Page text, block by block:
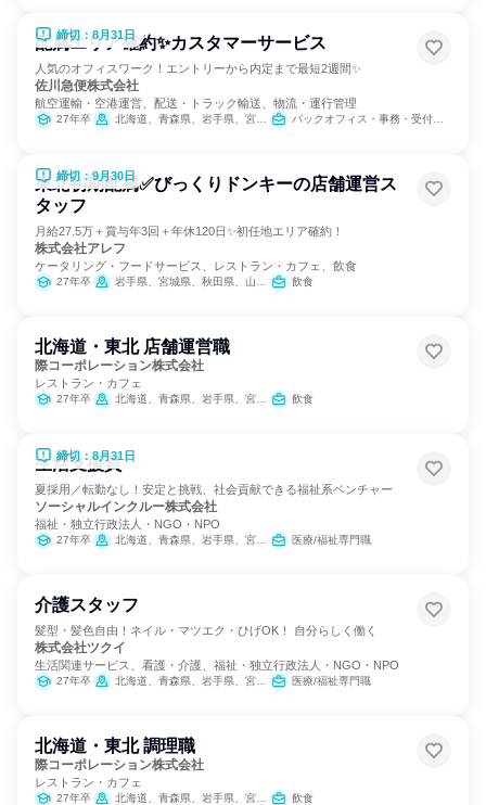
締切：8月31日
配属エリア確約✨カスタマーサービス
人気のオフィスワーク！エントリーから内定まで最短2週間✨
佐川急便株式会社
航空運輸・空港運営、配送・トラック輸送、物流・運行管理
27年卒 北海道、青森県、岩手県、宮城県、秋田県、山形県、福島県、茨城県、栃木県、群馬県、埼玉県、千葉県、東京都、神奈川県、新潟県、富山県、石川県、福井県、山梨県、長野県、岐阜県、静岡県、愛知県、三重県、滋賀県、京都府、大阪府、兵庫県、奈良県、和歌山県、鳥取県、島根県、岡山県、広島県、山口県、徳島県、香川県、愛媛県、高知県、福岡県、佐賀県、長崎県、熊本県、大分県、宮崎県、鹿児島県、沖縄県 バックオフィス・事務・受付、交通/運輸、SCM/生産管理/購買/物流
締切：9月30日
東北初期配属✅びっくりドンキーの店舗運営ス
タッフ
月給27.5万＋賞与年3回＋年休120日✨初任地エリア確約！
株式会社アレフ
ケータリング・フードサービス、レストラン・カフェ、飲食
27年卒 岩手県、宮城県、秋田県、山形県、福島県 飲食
北海道・東北 店舗運営職
際コーポレーション株式会社
レストラン・カフェ
27年卒 北海道、青森県、岩手県、宮城県、秋田県、山形県、福島県 飲食
締切：8月31日
生活支援員
夏採用／転勤なし！安定と挑戦、社会貢献できる福祉系ベンチャー
ソーシャルインクルー株式会社
福祉・独立行政法人・NGO・NPO
27年卒 北海道、青森県、岩手県、宮城県、秋田県、山形県、福島県、茨城県、栃木県、群馬県、埼玉県、千葉県、東京都、神奈川県、新潟県、富山県、石川県、福井県、山梨県、長野県、岐阜県、静岡県、愛知県、三重県、滋賀県、京都府、大阪府、兵庫県、奈良県、和歌山県、鳥取県、島根県、岡山県、広島県、山口県、徳島県、香川県、愛媛県、高知県、福岡県、佐賀県、長崎県、熊本県、大分県、宮崎県、鹿児島県 医療/福祉専門職
介護スタッフ
髪型・髪色自由！ネイル・マツエク・ひげOK！ 自分らしく働く
株式会社ツクイ
生活関連サービス、看護・介護、福祉・独立行政法人・NGO・NPO
27年卒 北海道、青森県、岩手県、宮城県、秋田県、山形県、福島県、茨城県、栃木県、群馬県、埼玉県、千葉県、東京都、神奈川県、新潟県、富山県、石川県、福井県、山梨県、長野県、岐阜県、静岡県、愛知県、三重県、滋賀県、京都府、大阪府、兵庫県、奈良県、和歌山県、鳥取県、島根県、岡山県、広島県、山口県、徳島県、香川県、愛媛県、高知県、福岡県、佐賀県、長崎県、熊本県、大分県、宮崎県、鹿児島県、沖縄県 医療/福祉専門職
北海道・東北 調理職
際コーポレーション株式会社
レストラン・カフェ
27年卒 北海道、青森県、岩手県、宮城県、秋田県、山形県、福島県 飲食